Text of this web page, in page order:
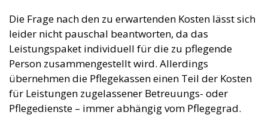
Die Frage nach den zu erwartenden Kosten lässt sich
leider nicht pauschal beantworten, da das
Leistungspaket individuell für die zu pflegende
Person zusammengestellt wird. Allerdings
übernehmen die Pflegekassen einen Teil der Kosten
für Leistungen zugelassener Betreuungs- oder
Pflegedienste – immer abhängig vom Pflegegrad.